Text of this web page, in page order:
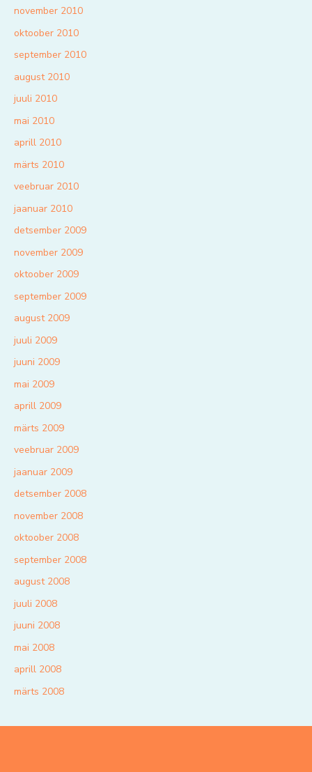
november 2010
oktoober 2010
september 2010
august 2010
juuli 2010
mai 2010
aprill 2010
märts 2010
veebruar 2010
jaanuar 2010
detsember 2009
november 2009
oktoober 2009
september 2009
august 2009
juuli 2009
juuni 2009
mai 2009
aprill 2009
märts 2009
veebruar 2009
jaanuar 2009
detsember 2008
november 2008
oktoober 2008
september 2008
august 2008
juuli 2008
juuni 2008
mai 2008
aprill 2008
märts 2008